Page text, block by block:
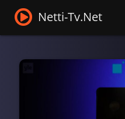
Netti-Tv.Net